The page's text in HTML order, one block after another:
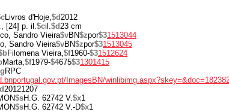
Livros d'Hoje,$d2012
[24] p. il.$cil.$d23 cm
Sandro Vieira$vBN$zpor$31513044
Sandro Vieira$vBN$zpor$31513045
Filomena Vieira,$f1960-$31512624
Marta,$f1979-$4675$31301415
RPC
ImagesBN/
20121207
$sH.G. 62742 V.$x1
$sH.G. 62742 V.-D$x1